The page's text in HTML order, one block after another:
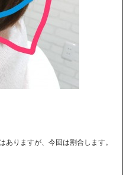
ありますが、今回は割合します。